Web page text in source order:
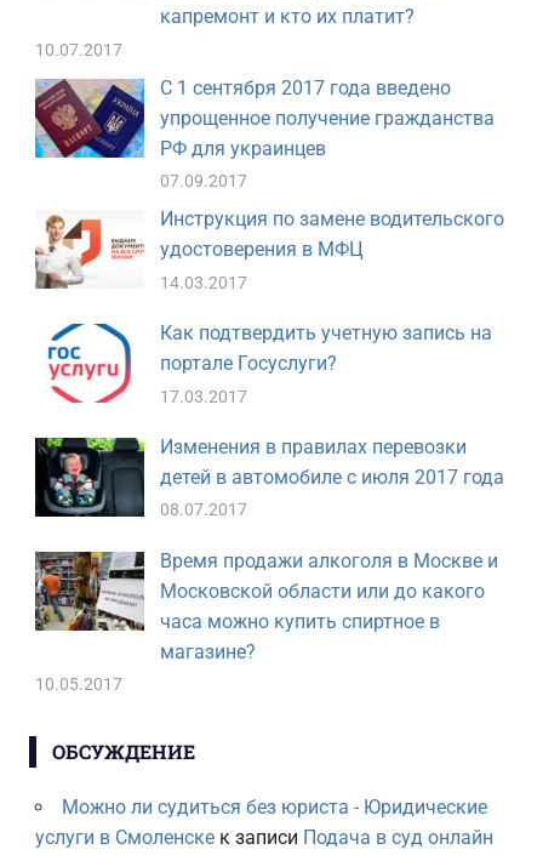
капремонт и кто их платит?
10.07.2017
С 1 сентября 2017 года введено
упрощенное получение гражданства
РФ для украинцев
07.09.2017
Инструкция по замене водительского
удостоверения в МФЦ
14.03.2017
Как подтвердить учетную запись на
портале Госуслуги?
17.03.2017
Изменения в правилах перевозки
детей в автомобиле с июля 2017 года
08.07.2017
Время продажи алкоголя в Москве и
Московской области или до какого
часа можно купить спиртное в
магазине?
10.05.2017
ОБСУЖДЕНИЕ
Можно ли судиться без юриста - Юридические
услуги в Смоленскек записи Подача в суд онлайн